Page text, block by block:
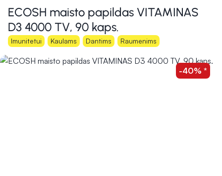
ECOSH maisto papildas VITAMINAS
D3 4000 TV, 90 kaps.
Imunitetui Kaulams Dantims Raumenims
-40% *